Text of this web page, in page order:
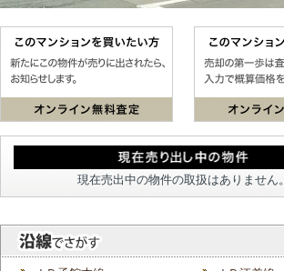
現在売出中の物件の取扱はありません。